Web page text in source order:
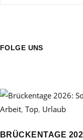
FOLGE UNS
Arbeit, Top, Urlaub
BRÜCKENTAGE